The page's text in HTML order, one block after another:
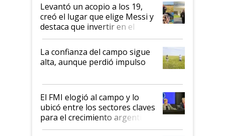
Levantó un acopio a los 19,
creó el lugar que elige Messi y
destaca que invertir en el
kirchnerismo era como "darle
plata a un hijo para droga":
Juan Félix Rossetti, el libertario
que de una dura crisis salió
de Milei
La confianza del campo sigue
alta, aunque perdió impulso
El FMI elogió al campo y lo
ubicó entre los sectores claves
para el crecimiento argentino